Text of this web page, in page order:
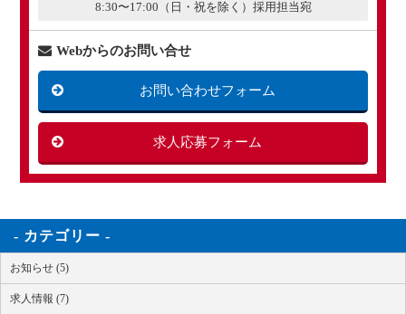
8:30〜17:00（日・祝を除く）採用担当宛
Webからのお問い合せ
お問い合わせフォーム
求人応募フォーム
カテゴリー
お知らせ (5)
求人情報 (7)